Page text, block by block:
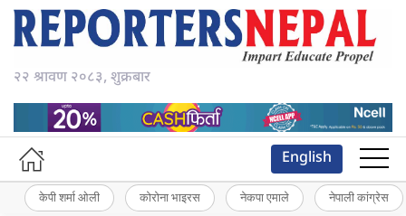
२२ श्रावण २०८३, शुक्रबार
English
केपी शर्मा ओली कोरोना भाइरस नेकपा एमाले नेपाली कांग्रेस